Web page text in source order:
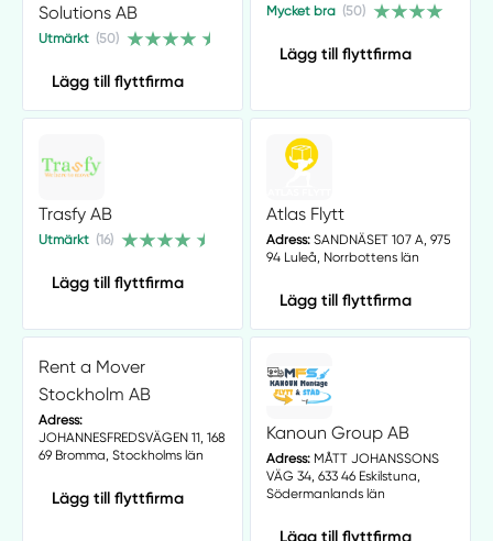
Solutions AB
Utmärkt (50)
Lägg till flyttfirma
Mycket bra (50)
Lägg till flyttfirma
Trasfy AB
Utmärkt (16)
Lägg till flyttfirma
Atlas Flytt
Adress:SANDNÄSET 107 A, 975
94 Luleå, Norrbottens län
Lägg till flyttfirma
Rent a Mover
Stockholm AB
Adress:
JOHANNESFREDSVÄGEN 11, 168
69 Bromma, Stockholms län
Lägg till flyttfirma
Kanoun Group AB
Adress:MÅTT JOHANSSONS
VÄG 34, 633 46 Eskilstuna,
Södermanlands län
Lägg till flyttfirma